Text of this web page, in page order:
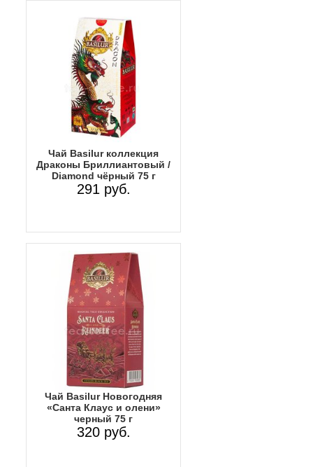
Чай Basilur коллекция
Драконы Бриллиантовый /
Diamond чёрный 75 г
291 руб.
Чай Basilur Новогодняя
«Санта Клаус и олени»
черный 75 г
320 руб.